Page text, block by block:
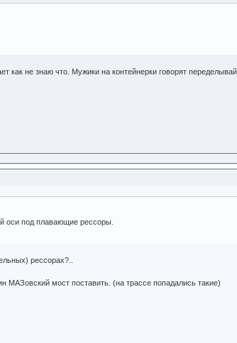
как не знаю что. Мужики на контейнерки говорят
оси под плавающие рессоры.
рессорах?..
мост поставить. (на трассе попадались такие)